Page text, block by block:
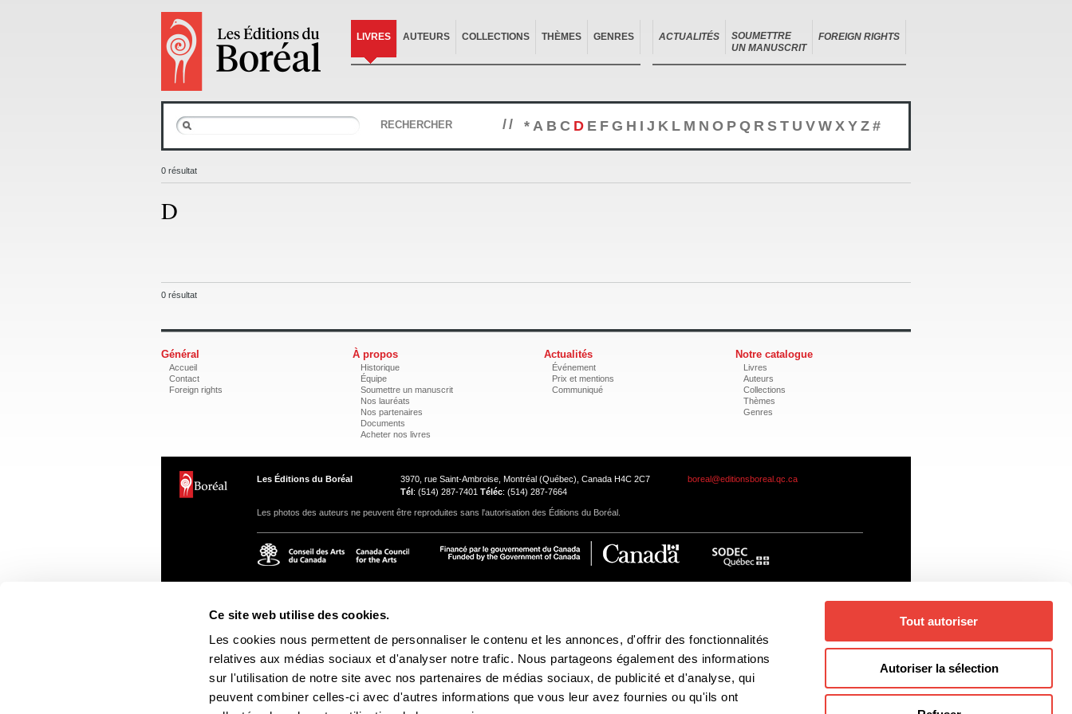
Ce site web utilise des cookies.
Les cookies nous permettent de personnaliser le contenu et les annonces, d'offrir des fonctionnalités
relatives aux médias sociaux et d'analyser notre trafic. Nous partageons également des informations
sur l'utilisation de notre site avec nos partenaires de médias sociaux, de publicité et d'analyse, qui
peuvent combiner celles-ci avec d'autres informations que vous leur avez fournies ou qu'ils ont
Tout autoriser
Autoriser la sélection
LIVRES AUTEURS COLLECTIONS THÈMES GENRES ACTUALITÉS
SOUMETTRE
UN MANUSCRIT
FOREIGN RIGHTS
RECHERCHER // * A B C D E F G H I J K L M N O P Q R S T U V W X Y Z #
0 résultat
D
0 résultat
Général
Accueil
Contact
Foreign rights
À propos
Historique
Équipe
Soumettre un manuscrit
Nos lauréats
Nos partenaires
Documents
Acheter nos livres
Actualités
Événement
Prix et mentions
Communiqué
Notre catalogue
Livres
Auteurs
Collections
Thèmes
Genres
Les Éditions du Boréal
3970, rue Saint-Ambroise, Montréal (Québec), Canada H4C 2C7
Tél: (514) 287-7401 Téléc: (514) 287-7664
boreal@editionsboreal.qc.ca
Les photos des auteurs ne peuvent être reproduites sans l'autorisation des Éditions du Boréal.